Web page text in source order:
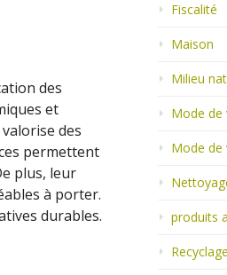
des
et
des
permettent
plus, leur
à porter.
durables.
Fiscalité
Maison
Milieu
Mode de
Mode de
produits